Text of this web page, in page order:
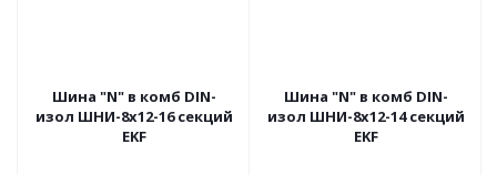
Шина "N" в комб DIN-
изол ШНИ-8х12-16 секций
EKF
Шина "N" в комб DIN-
изол ШНИ-8х12-14 секций
EKF